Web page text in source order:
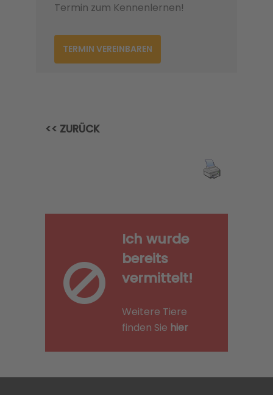
Termin zum Kennenlernen!
TERMIN VEREINBAREN
<< ZURÜCK
Ich wurde
bereits
vermittelt!
Weitere Tiere
finden Sie hier